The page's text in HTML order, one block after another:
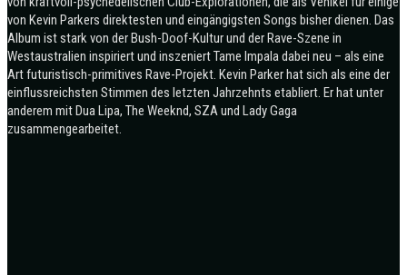
von Kevin Parkers direktesten und eingängigsten Songs bisher dienen. Das
Album ist stark von der Bush-Doof-Kultur und der Rave-Szene in
Westaustralien inspiriert und inszeniert Tame Impala dabei neu – als eine
Art futuristisch-primitives Rave-Projekt. Kevin Parker hat sich als eine der
einflussreichsten Stimmen des letzten Jahrzehnts etabliert. Er hat unter
anderem mit Dua Lipa, The Weeknd, SZA und Lady Gaga
zusammengearbeitet.